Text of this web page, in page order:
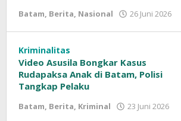
Batam, Berita, Nasional 26 Juni 2026
Kriminalitas
Video Asusila Bongkar Kasus
Rudapaksa Anak di Batam, Polisi
Tangkap Pelaku
Batam, Berita, Kriminal 23 Juni 2026